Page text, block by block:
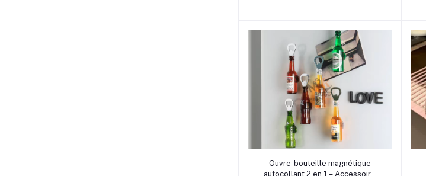
Ajouter au panier
Ouvre-bouteille magnétique
autocollant 2 en 1 – Accessoire